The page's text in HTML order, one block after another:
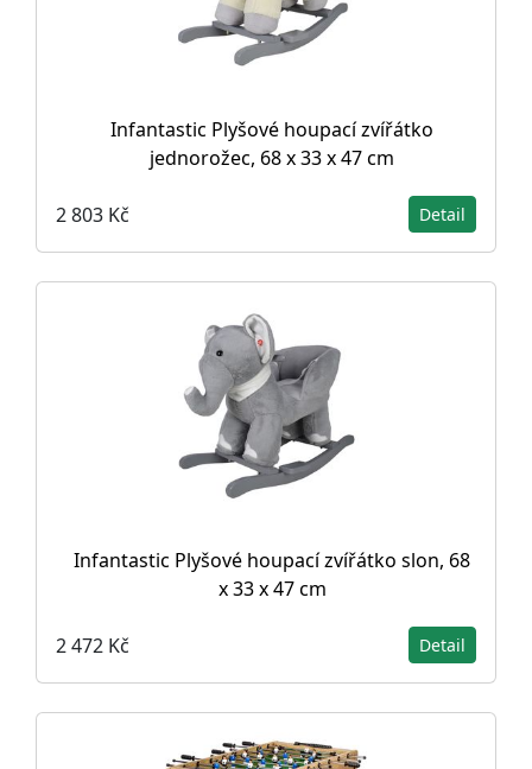
Infantastic Plyšové houpací zvířátko
jednorožec, 68 x 33 x 47 cm
2 803 Kč Detail
Infantastic Plyšové houpací zvířátko slon, 68
x 33 x 47 cm
2 472 Kč Detail